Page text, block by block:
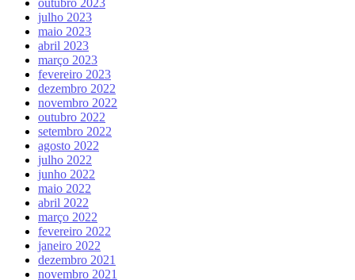
julho 2023
maio 2023
abril 2023
março 2023
fevereiro 2023
dezembro 2022
novembro 2022
outubro 2022
setembro 2022
agosto 2022
julho 2022
junho 2022
maio 2022
abril 2022
março 2022
fevereiro 2022
janeiro 2022
dezembro 2021
novembro 2021